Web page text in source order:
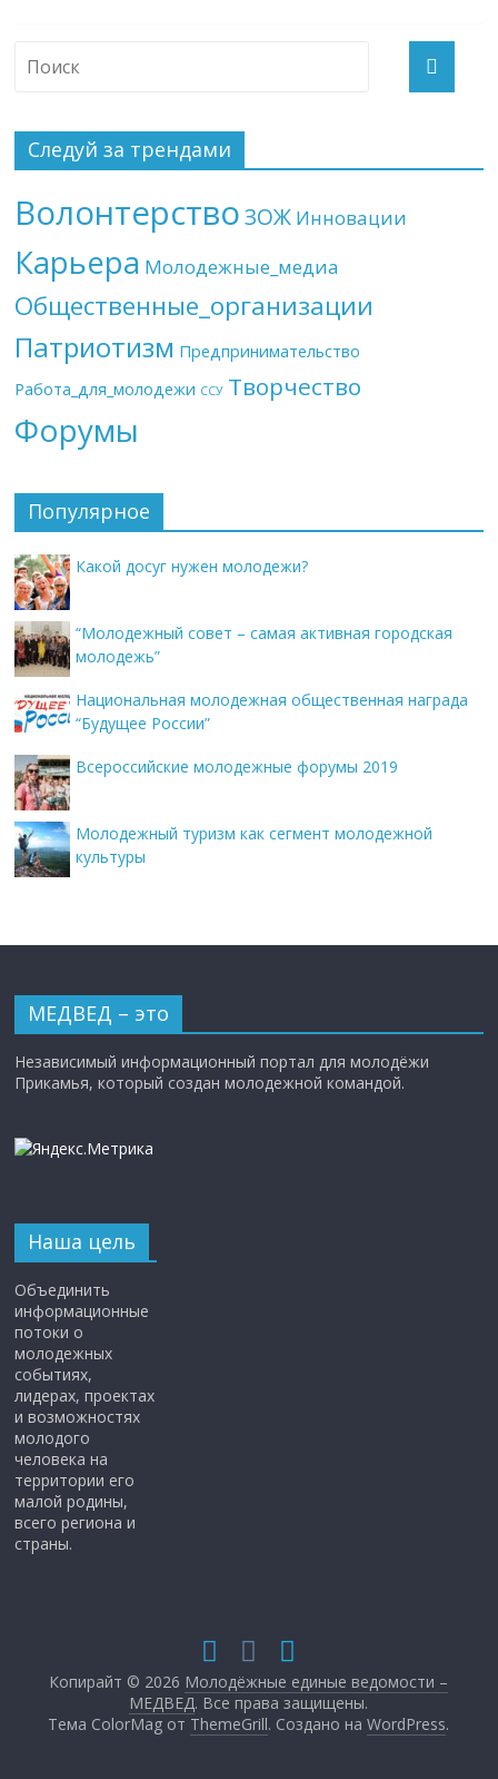
Следуй за трендами
Волонтерство ЗОЖ Инновации
Карьера Молодежные_медиа
Общественные_организации
Патриотизм Предпринимательство
Работа_для_молодежи ССУ Творчество
Форумы
Популярное
Какой досуг нужен молодежи?
“Молодежный совет – самая активная городская
молодежь”
Национальная молодежная общественная награда
“Будущее России”
Всероссийские молодежные форумы 2019
Молодежный туризм как сегмент молодежной
культуры
МЕДВЕД – это
Независимый информационный портал для молодёжи
Прикамья, который создан молодежной командой.
Наша цель
Объединить
информационные
потоки о
молодежных
событиях,
лидерах, проектах
и возможностях
молодого
человека на
территории его
малой родины,
всего региона и
страны.
Копирайт © 2026 Молодёжные единые ведомости –
МЕДВЕД. Все права защищены.
Тема ColorMag от ThemeGrill. Создано наWordPress.